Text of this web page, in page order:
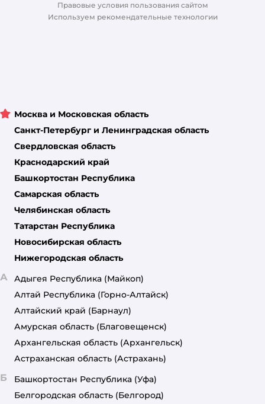
Правовые условия пользования сайтом
Используем рекомендательные технологии
Москва и Московская область
Санкт-Петербург и Ленинградская область
Свердловская область
Краснодарский край
Башкортостан Республика
Самарская область
Челябинская область
Татарстан Республика
Новосибирская область
Нижегородская область
А Адыгея Республика (Майкоп)
Алтай Республика (Горно-Алтайск)
Алтайский край (Барнаул)
Амурская область (Благовещенск)
Архангельская область (Архангельск)
Астраханская область (Астрахань)
Б Башкортостан Республика (Уфа)
Белгородская область (Белгород)